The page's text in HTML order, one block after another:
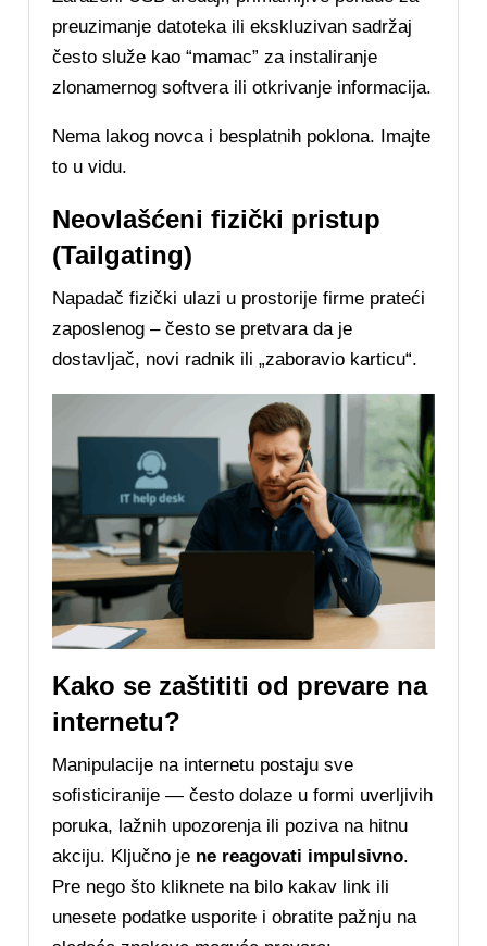
preuzimanje datoteka ili ekskluzivan sadržaj
često služe kao “mamac” za instaliranje
zlonamernog softvera ili otkrivanje informacija.
Nema lakog novca i besplatnih poklona. Imajte
to u vidu.
Neovlašćeni fizički pristup
(Tailgating)
Napadač fizički ulazi u prostorije firme prateći
zaposlenog – često se pretvara da je
dostavljač, novi radnik ili „zaboravio karticu“.
Kako se zaštititi od prevare na
internetu?
Manipulacije na internetu postaju sve
sofisticiranije — često dolaze u formi uverljivih
poruka, lažnih upozorenja ili poziva na hitnu
akciju. Ključno je ne reagovati impulsivno.
Pre nego što kliknete na bilo kakav link ili
unesete podatke usporite i obratite pažnju na